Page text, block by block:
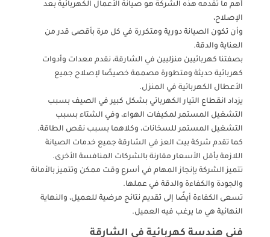
أهم ما تقدمه هذه الشركة هو صيانة الأعمال الكهربائية بعد
الإصلاح،
وأن تكون الصيانة دورية ومتكررة في كل مرة بأقصى قدر من
العناية والدقة.
بصفتنا كهربائيين منزليين في الشارقة، نقدم معدات وأدوات
كهربائية حديثة ومتطورة مصممة خصيصًا لإصلاح جميع
الأعطال الكهربائية في المنزل.
يزداد انقطاع التيار الكهربائي بشكل كبير في الصيف بسبب
التشغيل المستمر لمكيفات الهواء، وفي الشتاء بسبب
التشغيل المستمر للسخانات، وكلاهما بسبب نقص الطاقة.
كما تقدم شركة بيت العز في الشارقة جميع خدمات الصيانة
اللازمة بأقل الأسعار مقارنة بالشركات المنافسة الأخرى.
تتميز الشركة بإنجاز المهام في أسرع وقت ممكن وتتميز بالأمانة
والجودة والكفاءة والدقة في عملها.
تسعى الكفاءة أيضًا إلى تقديم نتائج مرضية للعميل، والنهاية
النهائية هي ما يرغب فيه العميل.
فني هندسة كهربائية في الشارقة